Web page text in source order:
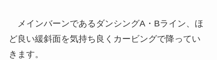
メインバーンであるダンシングA・Bライン、ほ
ど良い緩斜面を気持ち良くカービングで降ってい
きます。